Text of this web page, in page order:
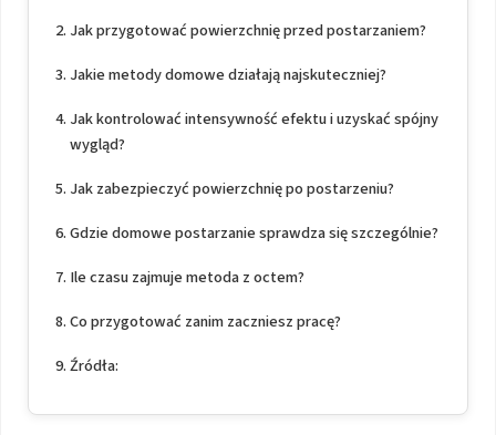
Jak przygotować powierzchnię przed postarzaniem?
Jakie metody domowe działają najskuteczniej?
Jak kontrolować intensywność efektu i uzyskać spójny
wygląd?
Jak zabezpieczyć powierzchnię po postarzeniu?
Gdzie domowe postarzanie sprawdza się szczególnie?
Ile czasu zajmuje metoda z octem?
Co przygotować zanim zaczniesz pracę?
Źródła: